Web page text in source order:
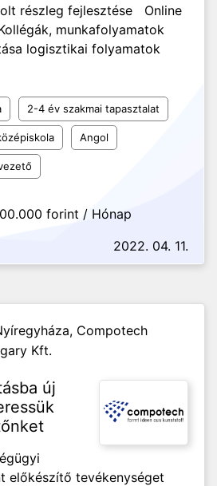
részleg fejlesztése Online
munkafolyamatok
logisztikai folyamatok
2-4 év szakmai tapasztalat
Angol
forint / Hónap
2022. 04. 11.
Compotech
Kft.
új
előkészítő tevékenységet